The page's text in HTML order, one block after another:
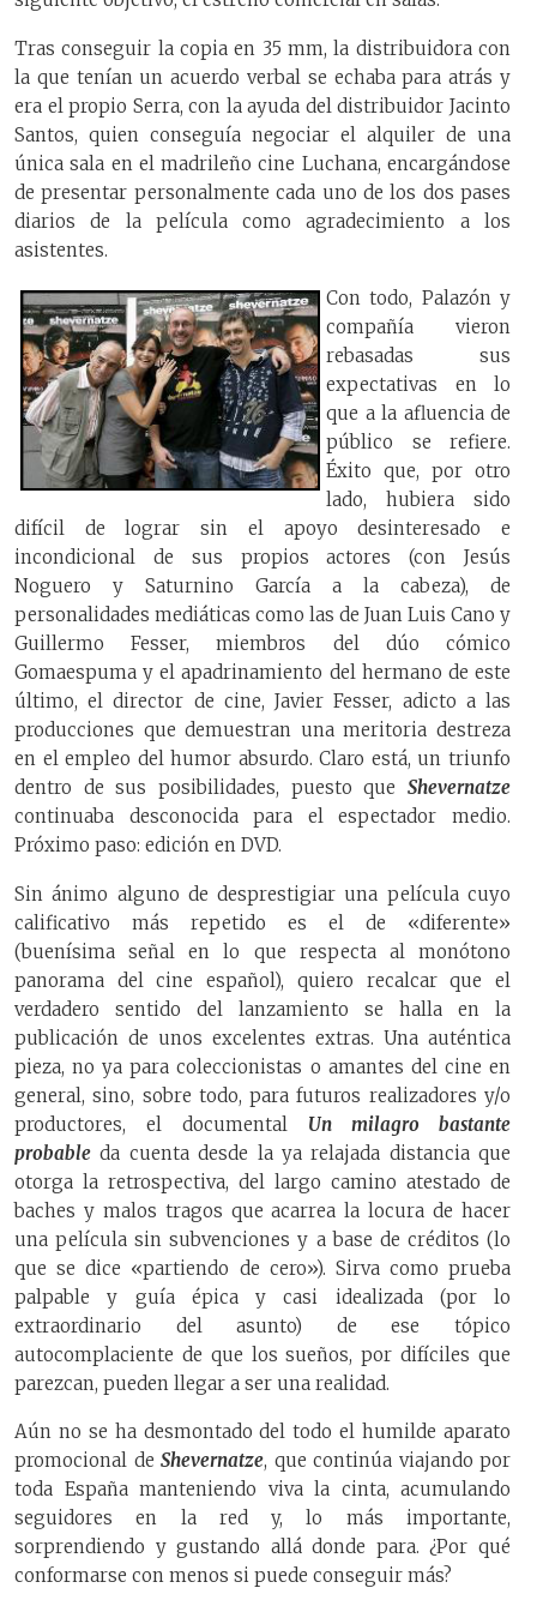
Tras conseguir la copia en 35 mm, la distribuidora con
la que tenían un acuerdo verbal se echaba para atrás y
era el propio Serra, con la ayuda del distribuidor Jacinto
Santos, quien conseguía negociar el alquiler de una
única sala en el madrileño cine Luchana, encargándose
de presentar personalmente cada uno de los dos pases
diarios de la película como agradecimiento a los
asistentes.
Con todo, Palazón y
compañía vieron
rebasadas sus
expectativas en lo
que a la afluencia de
público se refiere.
Éxito que, por otro
lado, hubiera sido
difícil de lograr sin el apoyo desinteresado e
incondicional de sus propios actores (con Jesús
Noguero y Saturnino García a la cabeza), de
personalidades mediáticas como las de Juan Luis Cano y
Guillermo Fesser, miembros del dúo cómico
Gomaespuma y el apadrinamiento del hermano de este
último, el director de cine, Javier Fesser, adicto a las
producciones que demuestran una meritoria destreza
en el empleo del humor absurdo. Claro está, un triunfo
dentro de sus posibilidades, puesto que Shevernatze
continuaba desconocida para el espectador medio.
Próximo paso: edición en DVD.
Sin ánimo alguno de desprestigiar una película cuyo
calificativo más repetido es el de «diferente»
(buenísima señal en lo que respecta al monótono
panorama del cine español), quiero recalcar que el
verdadero sentido del lanzamiento se halla en la
publicación de unos excelentes extras. Una auténtica
pieza, no ya para coleccionistas o amantes del cine en
general, sino, sobre todo, para futuros realizadores y/o
productores, el documental Un milagro bastante
probable da cuenta desde la ya relajada distancia que
otorga la retrospectiva, del largo camino atestado de
baches y malos tragos que acarrea la locura de hacer
una película sin subvenciones y a base de créditos (lo
que se dice «partiendo de cero»). Sirva como prueba
palpable y guía épica y casi idealizada (por lo
extraordinario del asunto) de ese tópico
autocomplaciente de que los sueños, por difíciles que
parezcan, pueden llegar a ser una realidad.
Aún no se ha desmontado del todo el humilde aparato
promocional de Shevernatze, que continúa viajando por
toda España manteniendo viva la cinta, acumulando
seguidores en la red y, lo más importante,
sorprendiendo y gustando allá donde para. ¿Por qué
conformarse con menos si puede conseguir más?